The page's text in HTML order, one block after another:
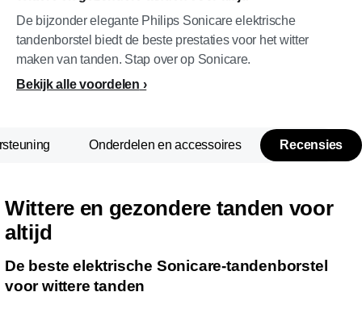
De bijzonder elegante Philips Sonicare elektrische
tandenborstel biedt de beste prestaties voor het witter
maken van tanden. Stap over op Sonicare.
Bekijk alle voordelen
Onderdelen en accessoires Recensies
Wittere en gezondere tanden voor
altijd
De beste elektrische Sonicare-tandenborstel
voor wittere tanden